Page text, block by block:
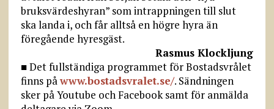
bruksvärdeshyran” som intrappningen till slut
ska landa i, och får alltså en högre hyra än
föregående hyresgäst.
Rasmus Klockljung
■ Det fullständiga programmet för Bostadsvrålet
finns påwww.bostads­vralet.se/. Sändningen
sker på Youtube och Facebook samt för anmälda